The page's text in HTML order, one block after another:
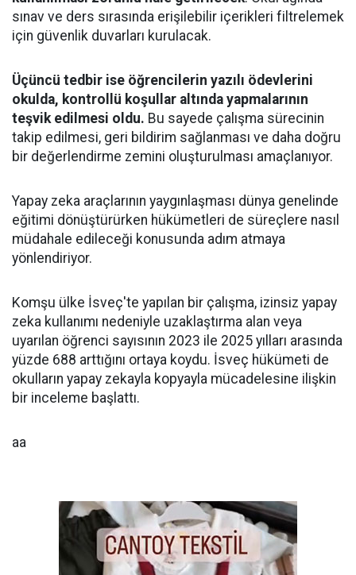
sınav ve ders sırasında erişilebilir içerikleri filtrelemek
için güvenlik duvarları kurulacak.
Üçüncü tedbir ise öğrencilerin yazılı ödevlerini
okulda, kontrollü koşullar altında yapmalarının
teşvik edilmesi oldu. Bu sayede çalışma sürecinin
takip edilmesi, geri bildirim sağlanması ve daha doğru
bir değerlendirme zemini oluşturulması amaçlanıyor.
Yapay zeka araçlarının yaygınlaşması dünya genelinde
eğitimi dönüştürürken hükümetleri de süreçlere nasıl
müdahale edileceği konusunda adım atmaya
yönlendiriyor.
Komşu ülke İsveç'te yapılan bir çalışma, izinsiz yapay
zeka kullanımı nedeniyle uzaklaştırma alan veya
uyarılan öğrenci sayısının 2023 ile 2025 yılları arasında
yüzde 688 arttığını ortaya koydu. İsveç hükümeti de
okulların yapay zekayla kopyayla mücadelesine ilişkin
bir inceleme başlattı.
aa